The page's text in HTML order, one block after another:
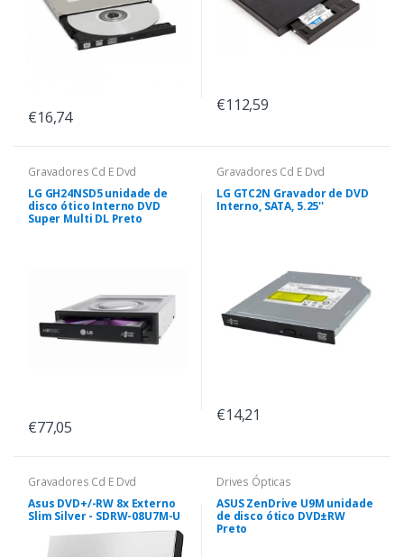
€16,74
€112,59
Gravadores Cd E Dvd
LG GH24NSD5 unidade de
disco ótico Interno DVD
Super Multi DL Preto
€77,05
Gravadores Cd E Dvd
LG GTC2N Gravador de DVD
Interno, SATA, 5.25''
€14,21
Gravadores Cd E Dvd
Asus DVD+/-RW 8x Externo
Slim Silver - SDRW-08U7M-U
Drives Ópticas
ASUS ZenDrive U9M unidade
de disco ótico DVD±RW
Preto